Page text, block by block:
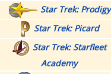
Star Trek: Prodigy
Star Trek: Picard
Star Trek: Starfleet
Academy